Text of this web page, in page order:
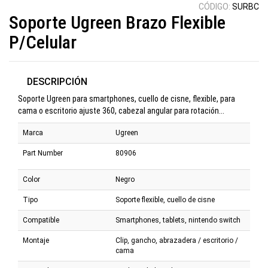
CÓDIGO: SURBC
Soporte Ugreen Brazo Flexible
P/Celular
DESCRIPCIÓN
Soporte Ugreen para smartphones, cuello de cisne, flexible, para
cama o escritorio ajuste 360, cabezal angular para rotación...
Marca Ugreen
Part Number 80906
Color Negro
Tipo Soporte flexible, cuello de cisne
Compatible Smartphones, tablets, nintendo switch
Montaje
Clip, gancho, abrazadera / escritorio /
cama